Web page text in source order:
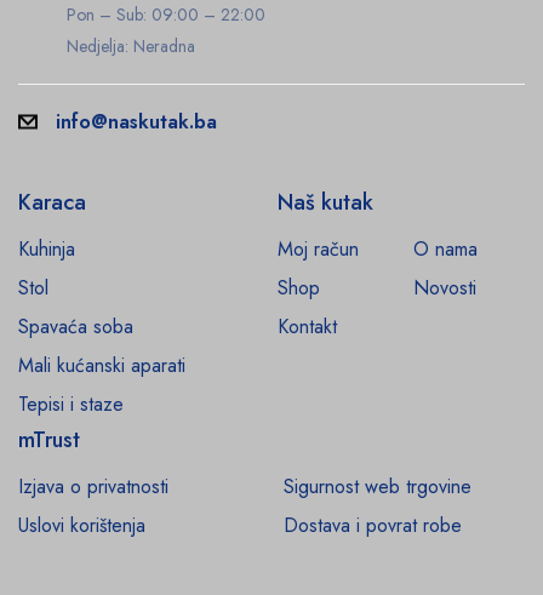
Pon – Sub: 09:00 – 22:00
Nedjelja: Neradna
info@naskutak.ba
Karaca
Kuhinja
Stol
Spavaća soba
Mali kućanski aparati
Tepisi i staze
Naš kutak
Moj račun
O nama
Shop
Novosti
Kontakt
mTrust
Izjava o privatnosti
Sigurnost web trgovine
Uslovi korištenja
Dostava i povrat robe